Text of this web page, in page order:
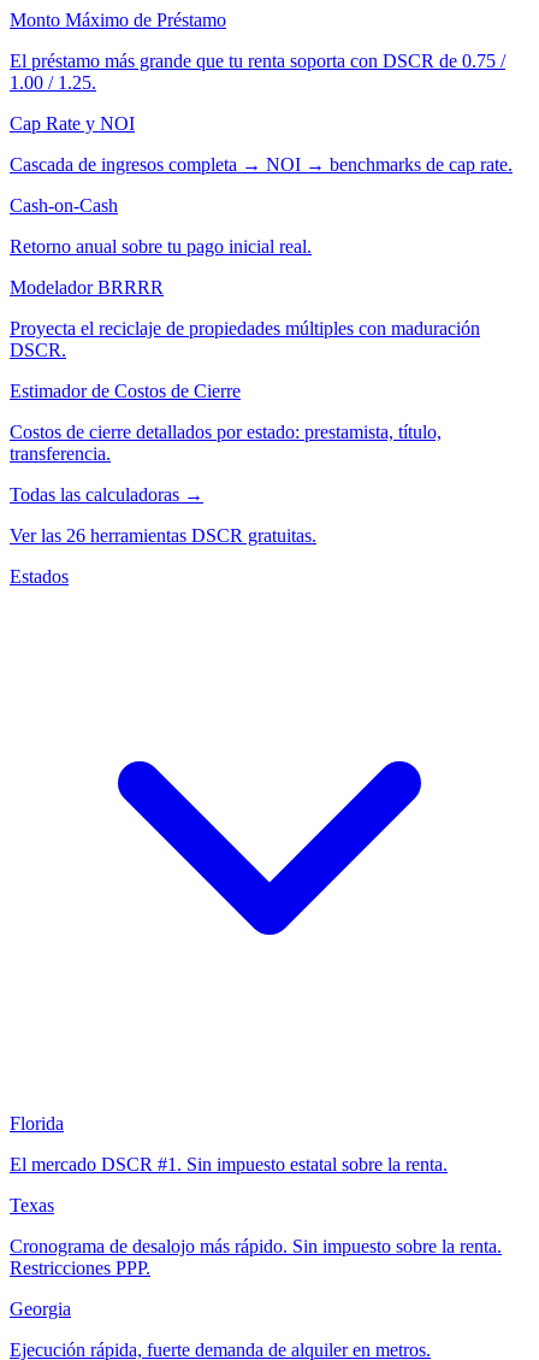
Monto Máximo de Préstamo
El préstamo más grande que tu renta soporta con DSCR de 0.75 /
1.00 / 1.25.
Cap Rate y NOI
Cascada de ingresos completa → NOI → benchmarks de cap rate.
Cash-on-Cash
Retorno anual sobre tu pago inicial real.
Modelador BRRRR
Proyecta el reciclaje de propiedades múltiples con maduración
DSCR.
Estimador de Costos de Cierre
Costos de cierre detallados por estado: prestamista, título,
transferencia.
Todas las calculadoras →
Ver las 26 herramientas DSCR gratuitas.
Estados
Florida
El mercado DSCR #1. Sin impuesto estatal sobre la renta.
Texas
Cronograma de desalojo más rápido. Sin impuesto sobre la renta.
Restricciones PPP.
Georgia
Ejecución rápida, fuerte demanda de alquiler en metros.